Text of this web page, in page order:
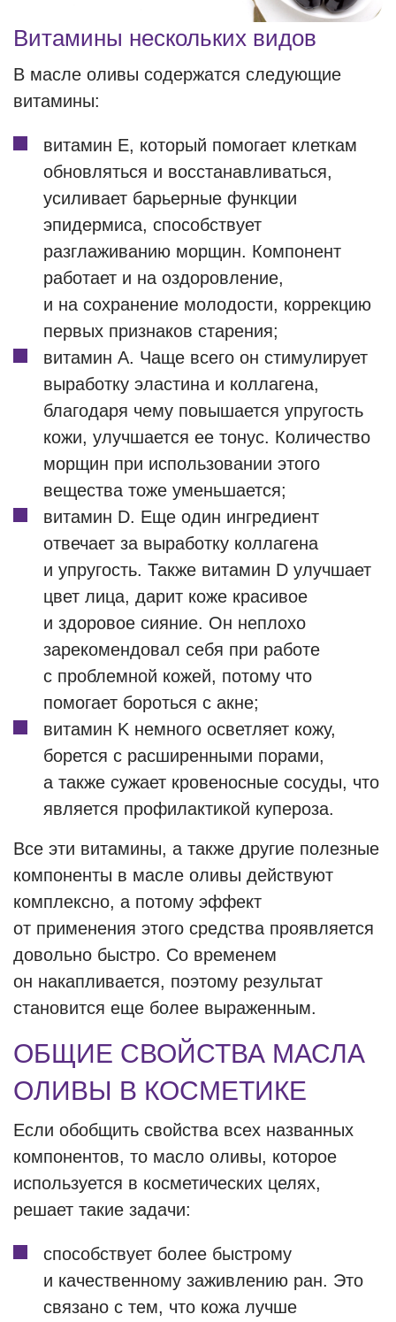
Витамины нескольких видов
В масле оливы содержатся следующие
витамины:
витамин E, который помогает клеткам
обновляться и восстанавливаться,
усиливает барьерные функции
эпидермиса, способствует
разглаживанию морщин. Компонент
работает и на оздоровление,
и на сохранение молодости, коррекцию
первых признаков старения;
витамин A. Чаще всего он стимулирует
выработку эластина и коллагена,
благодаря чему повышается упругость
кожи, улучшается ее тонус. Количество
морщин при использовании этого
вещества тоже уменьшается;
витамин D. Еще один ингредиент
отвечает за выработку коллагена
и упругость. Также витамин D улучшает
цвет лица, дарит коже красивое
и здоровое сияние. Он неплохо
зарекомендовал себя при работе
с проблемной кожей, потому что
помогает бороться с акне;
витамин K немного осветляет кожу,
борется с расширенными порами,
а также сужает кровеносные сосуды, что
является профилактикой купероза.
Все эти витамины, а также другие полезные
компоненты в масле оливы действуют
комплексно, а потому эффект
от применения этого средства проявляется
довольно быстро. Со временем
он накапливается, поэтому результат
становится еще более выраженным.
ОБЩИЕ СВОЙСТВА МАСЛА
ОЛИВЫ В КОСМЕТИКЕ
Если обобщить свойства всех названных
компонентов, то масло оливы, которое
используется в косметических целях,
решает такие задачи:
способствует более быстрому
и качественному заживлению ран. Это
связано с тем, что кожа лучше